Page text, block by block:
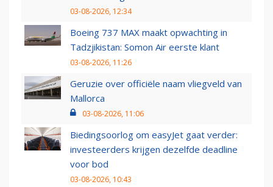
03-08-2026, 12:34
Boeing 737 MAX maakt opwachting in
Tadzjikistan: Somon Air eerste klant
03-08-2026, 11:26
Geruzie over officiële naam vliegveld van
Mallorca
03-08-2026, 11:06
Biedingsoorlog om easyJet gaat verder:
investeerders krijgen dezelfde deadline
voor bod
03-08-2026, 10:43